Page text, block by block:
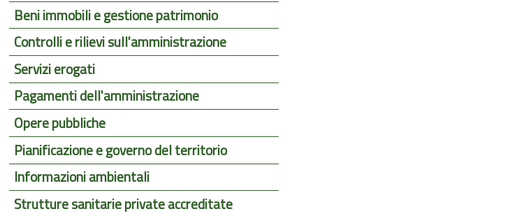
Beni immobili e gestione patrimonio
Controlli e rilievi sull'amministrazione
Servizi erogati
Pagamenti dell'amministrazione
Opere pubbliche
Pianificazione e governo del territorio
Informazioni ambientali
Strutture sanitarie private accreditate